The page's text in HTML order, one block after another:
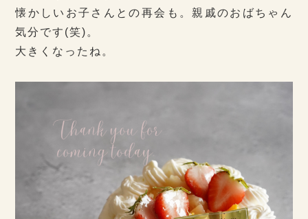
懐かしいお子さんとの再会も。親戚のおばちゃん
気分です(笑)。
大きくなったね。